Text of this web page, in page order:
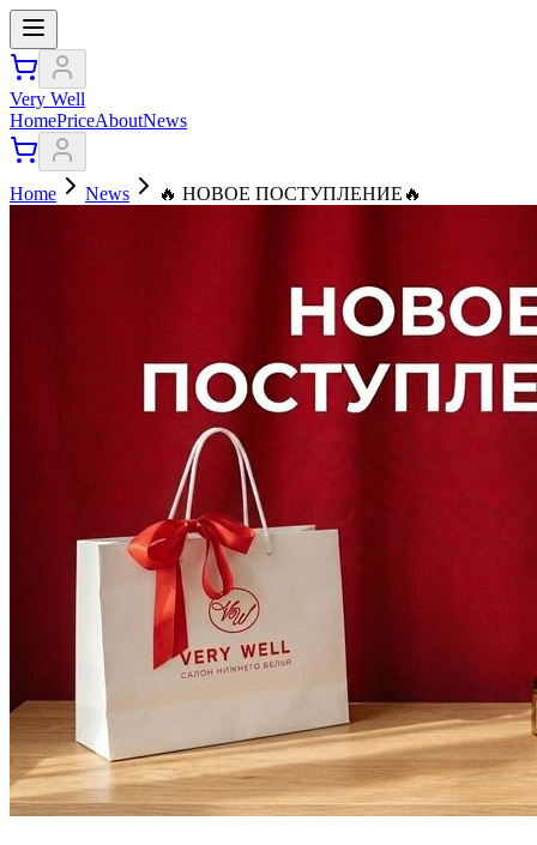
Very Well
HomePriceAboutNews
Home News 🔥 НОВОЕ ПОСТУПЛЕНИЕ🔥